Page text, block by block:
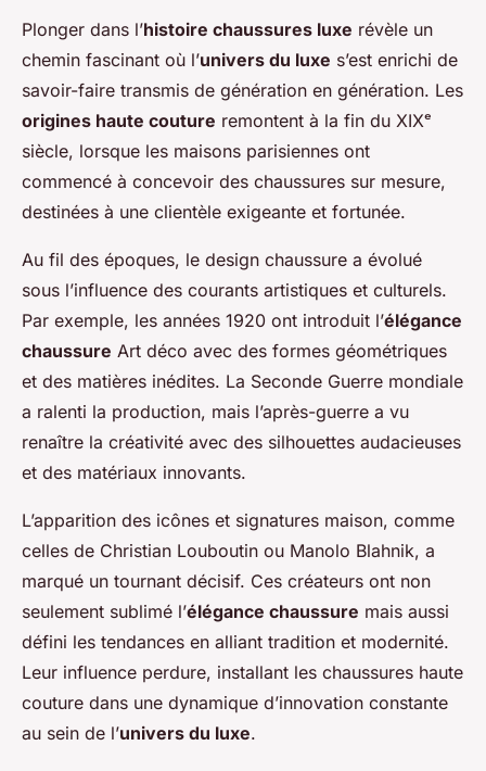
Plonger dans l’histoire chaussures luxe révèle un
chemin fascinant où l’univers du luxe s’est enrichi de
savoir-faire transmis de génération en génération. Les
origines haute couture remontent à la fin du XIXᵉ
siècle, lorsque les maisons parisiennes ont
commencé à concevoir des chaussures sur mesure,
destinées à une clientèle exigeante et fortunée.
Au fil des époques, le design chaussure a évolué
sous l’influence des courants artistiques et culturels.
Par exemple, les années 1920 ont introduit l’élégance
chaussure Art déco avec des formes géométriques
et des matières inédites. La Seconde Guerre mondiale
a ralenti la production, mais l’après-guerre a vu
renaître la créativité avec des silhouettes audacieuses
et des matériaux innovants.
L’apparition des icônes et signatures maison, comme
celles de Christian Louboutin ou Manolo Blahnik, a
marqué un tournant décisif. Ces créateurs ont non
seulement sublimé l’élégance chaussure mais aussi
défini les tendances en alliant tradition et modernité.
Leur influence perdure, installant les chaussures haute
couture dans une dynamique d’innovation constante
au sein de l’univers du luxe.